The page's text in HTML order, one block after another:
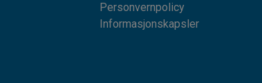
Personvernpolicy
Informasjonskapsler